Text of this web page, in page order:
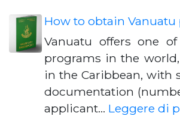
How to obtain
Vanuatu offers one
programs in the
in the Caribbean, with
documentation
applicant… Leggere di